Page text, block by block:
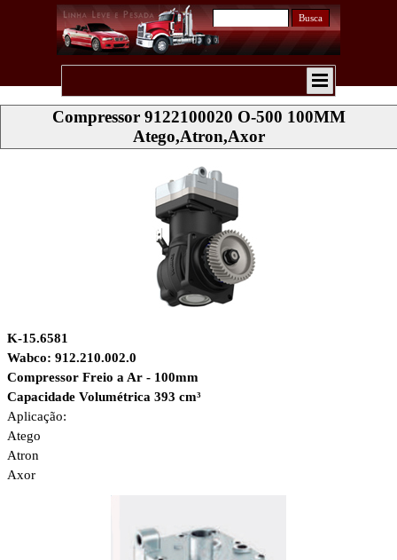
Busca
Compressor 9122100020 O-500 100MM
Atego,Atron,Axor
K-15.6581
Wabco: 912.210.002.0
Compressor Freio a Ar - 100mm
Capacidade Volumétrica 393 cm³
Aplicação:
Atego
Atron
Axor